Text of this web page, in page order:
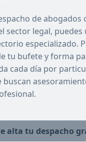
de abogados
sector legal,
especializado.
tu bufete y forma
cada día por
buscan
alta tu despacho